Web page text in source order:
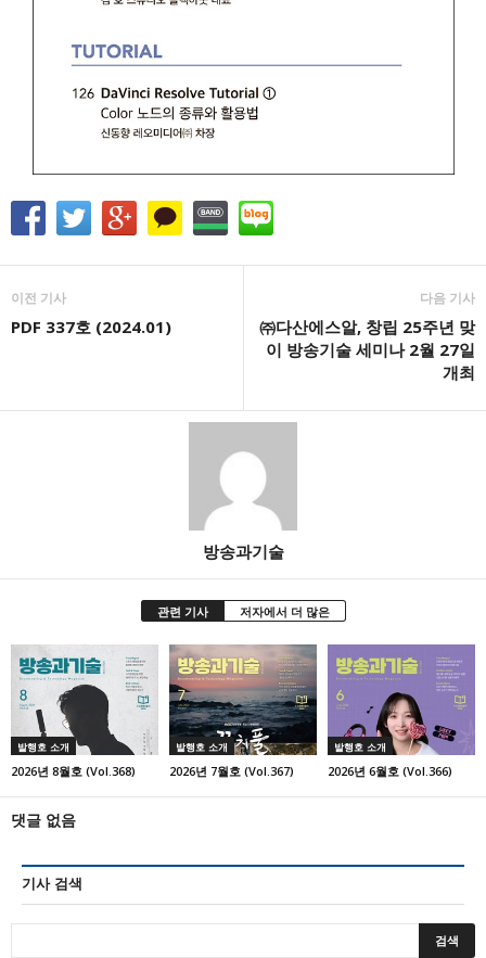
이전 기사
PDF 337호 (2024.01)
다음 기사
㈜다산에스알, 창립 25주년 맞
이 방송기술 세미나 2월 27일
개최
방송과기술
관련 기사 저자에서 더 많은
발행호 소개
2026년 8월호 (Vol.368)
발행호 소개
2026년 7월호 (Vol.367)
발행호 소개
2026년 6월호 (Vol.366)
댓글 없음
기사 검색